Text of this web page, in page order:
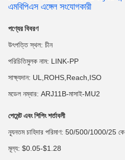
এমবিপিএস এঙ্গেল সংযোগকারী
পণ্যের বিবরণ
উৎপত্তি স্থল: চীন
পরিচিতিমুলক নাম: LINK-PP
সাক্ষ্যদান: UL,ROHS,Reach,ISO
মডেল নম্বার: ARJ11B-মাসাই-MU2
পেমেন্ট এবং শিপিং শর্তাবলী
ন্যূনতম চাহিদার পরিমাণ: 50/500/1000/25 কে
মূল্য: $0.05-$1.28